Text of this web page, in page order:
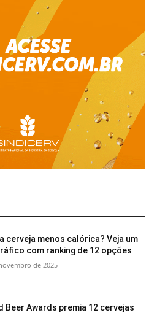
cerveja menos calórica? Veja um
com ranking de 12 opções
de 2025
Beer Awards premia 12 cervejas